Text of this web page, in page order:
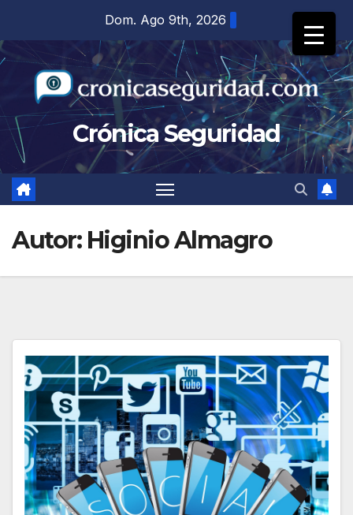
contenido
Dom. Ago 9th, 2026
Crónica Seguridad
Autor: Higinio Almagro